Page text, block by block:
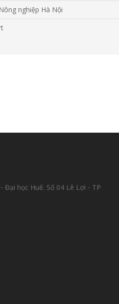
nghiệp Hà Nội
Đại học Huế. Số 04 Lê Lợi - TP